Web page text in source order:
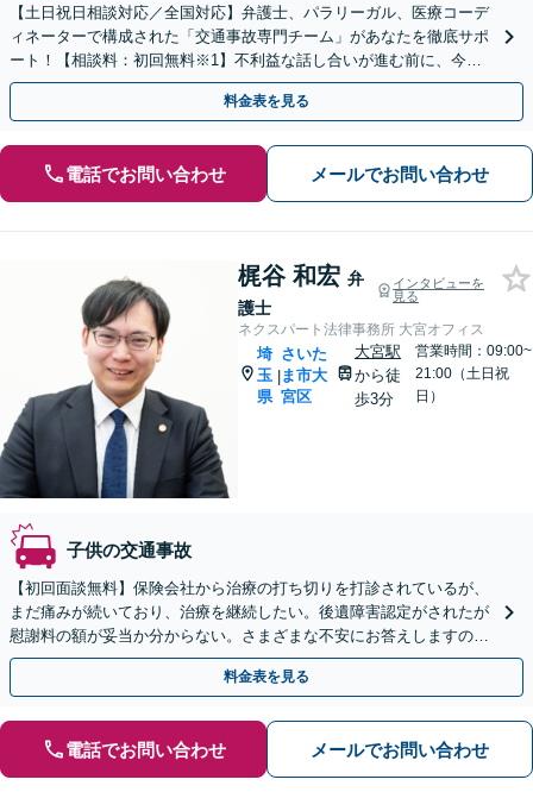
【土日祝日相談対応／全国対応】弁護士、パラリーガル、医療コーデ
ィネーターで構成された「交通事故専門チーム」があなたを徹底サポ
ート！【相談料：初回無料※1】不利益な話し合いが進む前に、今す
ぐ相談！
料金表を見る
電話でお問い合わせ メールでお問い合わせ
梶谷 和宏 弁
護士
インタビューを
見る
ネクスパート法律事務所 大宮オフィス
埼
玉
県
|
さいた
ま市大
宮区
大宮駅
から徒
歩3分
営業時間：09:00~
21:00（土日祝
日）
子供の交通事故
【初回面談無料】保険会社から治療の打ち切りを打診されているが、
まだ痛みが続いており、治療を継続したい。後遺障害認定がされたが
慰謝料の額が妥当か分からない。さまざまな不安にお答えしますの
で、お気軽にご連絡ください。ご相談・着手金は無料です。
料金表を見る
電話でお問い合わせ メールでお問い合わせ